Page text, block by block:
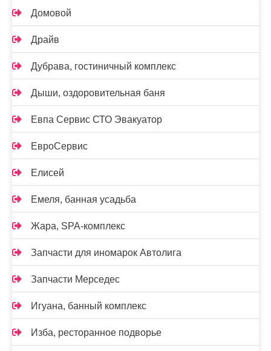
Домовой
Драйв
Дубрава, гостиничный комплекс
Дыши, оздоровительная баня
Евпа Сервис СТО Эвакуатор
ЕвроСервис
Елисей
Емеля, банная усадьба
Жара, SPA-комплекс
Запчасти для иномарок Автолига
Запчасти Мерседес
Игуана, банный комплекс
Изба, ресторанное подворье